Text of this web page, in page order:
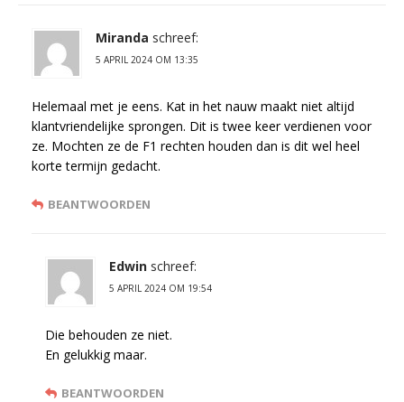
Miranda schreef:
5 APRIL 2024 OM 13:35
Helemaal met je eens. Kat in het nauw maakt niet altijd
klantvriendelijke sprongen. Dit is twee keer verdienen voor
ze. Mochten ze de F1 rechten houden dan is dit wel heel
korte termijn gedacht.
BEANTWOORDEN
Edwin schreef:
5 APRIL 2024 OM 19:54
Die behouden ze niet.
En gelukkig maar.
BEANTWOORDEN